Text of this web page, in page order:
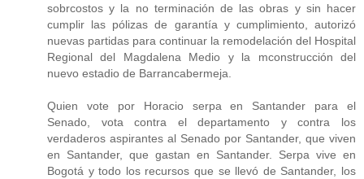
sobrcostos y la no terminación de las obras y sin hacer
cumplir las pólizas de garantía y cumplimiento, autorizó
nuevas partidas para continuar la remodelación del Hospital
Regional del Magdalena Medio y la mconstrucción del
nuevo estadio de Barrancabermeja.
Quien vote por Horacio serpa en Santander para el
Senado, vota contra el departamento y contra los
verdaderos aspirantes al Senado por Santander, que viven
en Santander, que gastan en Santander. Serpa vive en
Bogotá y todo los recursos que se llevó de Santander, los